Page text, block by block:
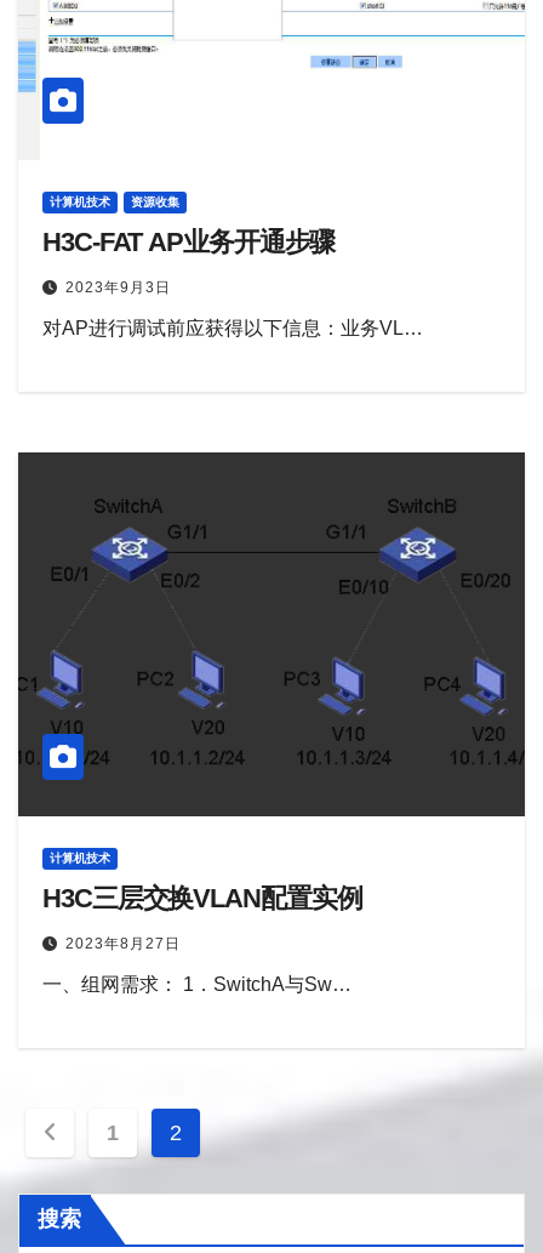
计算机技术 资源收集
H3C-FAT AP业务开通步骤
2023年9月3日
对AP进行调试前应获得以下信息：业务VL…
计算机技术
H3C三层交换VLAN配置实例
2023年8月27日
一、组网需求： 1．SwitchA与Sw…
文
章
分
1 2
搜索